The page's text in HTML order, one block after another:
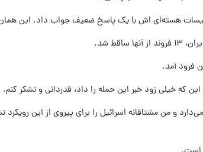
هسته‌ای اش با یک پاسخ ضعیف جواب داد. این همان
فرود آمد.
که خیلی زود خبر این حمله را داد، قدردانی و تشکر
و من مشتاقانه اسرائیل را برای پیروی از این